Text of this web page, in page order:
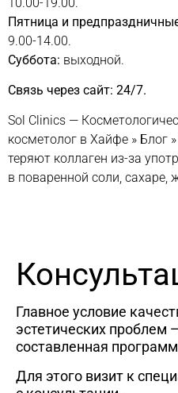
Пятница и
9.00-14.00.
Суббота: выходной.
Связь через сайт: 24/7.
Sol Clinics —
косметолог в Хайфе » Блог »
теряют коллаген из-за
в поваренной соли, сахаре,
Главное условие
эстетических проблем
составленная
Для этого визит к